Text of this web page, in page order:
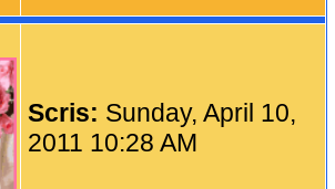
Scris: Sunday, April 10,
2011 10:28 AM